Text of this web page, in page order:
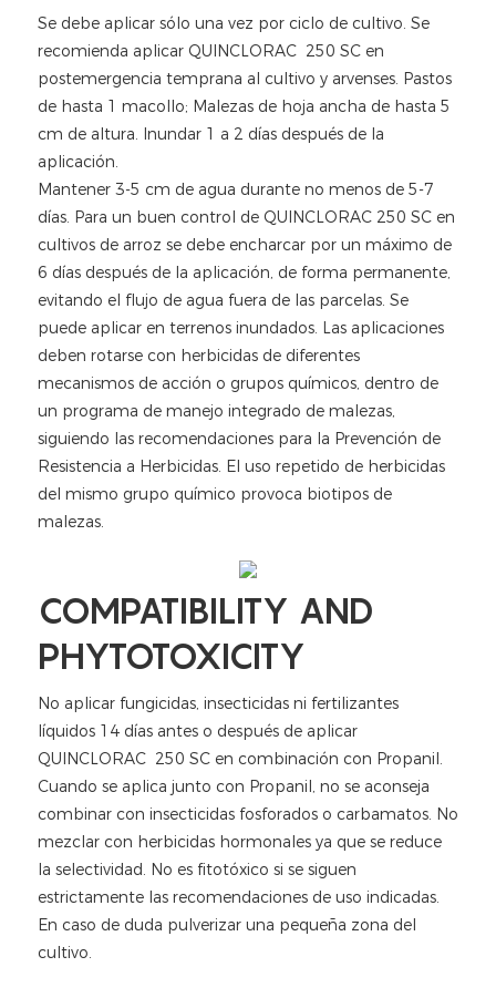
Se debe aplicar sólo una vez por ciclo de cultivo. Se
recomienda aplicar QUINCLORAC 250 SC en
postemergencia temprana al cultivo y arvenses. Pastos
de hasta 1 macollo; Malezas de hoja ancha de hasta 5
cm de altura. Inundar 1 a 2 días después de la
aplicación.
Mantener 3-5 cm de agua durante no menos de 5-7
días. Para un buen control de QUINCLORAC 250 SC en
cultivos de arroz se debe encharcar por un máximo de
6 días después de la aplicación, de forma permanente,
evitando el flujo de agua fuera de las parcelas. Se
puede aplicar en terrenos inundados. Las aplicaciones
deben rotarse con herbicidas de diferentes
mecanismos de acción o grupos químicos, dentro de
un programa de manejo integrado de malezas,
siguiendo las recomendaciones para la Prevención de
Resistencia a Herbicidas. El uso repetido de herbicidas
del mismo grupo químico provoca biotipos de
malezas.
COMPATIBILITY AND
PHYTOTOXICITY
No aplicar fungicidas, insecticidas ni fertilizantes
líquidos 14 días antes o después de aplicar
QUINCLORAC 250 SC en combinación con Propanil.
Cuando se aplica junto con Propanil, no se aconseja
combinar con insecticidas fosforados o carbamatos. No
mezclar con herbicidas hormonales ya que se reduce
la selectividad. No es fitotóxico si se siguen
estrictamente las recomendaciones de uso indicadas.
En caso de duda pulverizar una pequeña zona del
cultivo.